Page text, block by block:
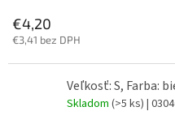
€4,20
€3,41 bez DPH
Veľkosť: S, Farba:
Skladom (>5 ks) |